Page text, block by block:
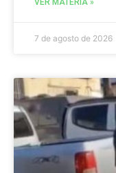
7 de agosto de 2026